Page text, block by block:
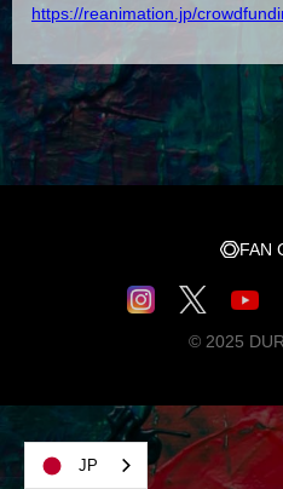
https://reanimation.jp/
FAN
© 2025
JP